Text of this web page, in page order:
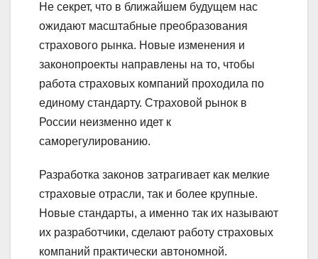
Не секрет, что в ближайшем будущем нас
ожидают масштабные преобразования
страхового рынка. Новые изменения и
законопроекты направлены на то, чтобы
работа страховых компаний проходила по
единому стандарту. Страховой рынок в
России неизменно идет к
саморегулированию.
Разработка законов затрагивает как мелкие
страховые отрасли, так и более крупные.
Новые стандарты, а именно так их называют
их разработчики, сделают работу страховых
компаний практически автономной.